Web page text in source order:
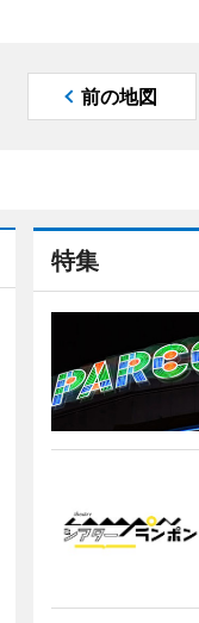
前の地図
特集